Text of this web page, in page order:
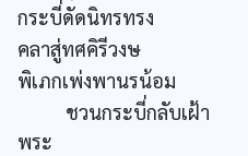
กระบี่ดัดนิทรทรง
คลาสู่ทศคิรีวงษ
พิเภกเพ่งพานรน้อม
ชวนกระบี่กลับเฝ้า
พระ